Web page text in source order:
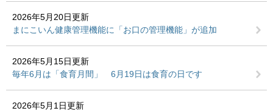
2026年5月20日更新
まにこいん健康管理機能に「お口の管理機能」が追加
2026年5月15日更新
毎年6月は「食育月間」 6月19日は食育の日です
2026年5月1日更新